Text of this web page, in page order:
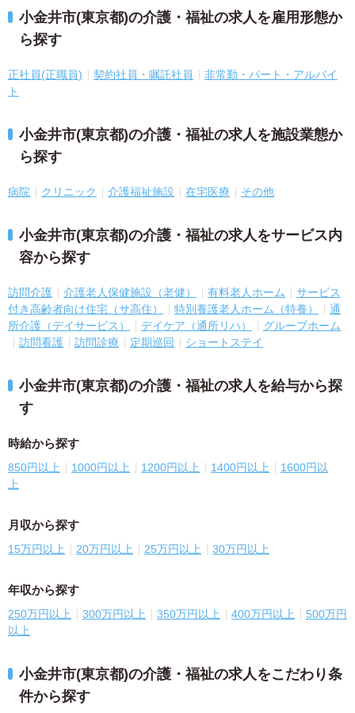
小金井市(東京都)の介護・福祉の求人を雇用形態か
ら探す
正社員(正職員) 契約社員・嘱託社員
非常勤・パート・アルバイ
ト
小金井市(東京都)の介護・福祉の求人を施設業態か
ら探す
病院 クリニック 介護福祉施設 在宅医療 その他
小金井市(東京都)の介護・福祉の求人をサービス内
容から探す
訪問介護 介護老人保健施設（老健） 有料老人ホーム
サービス
付き高齢者向け住宅（サ高住）
特別養護老人ホーム（特養）
通
所介護（デイサービス）
デイケア（通所リハ）
グループホーム
訪問看護
訪問診療 定期巡回 ショートステイ
小金井市(東京都)の介護・福祉の求人を給与から探
す
時給から探す
850円以上 1000円以上 1200円以上 1400円以上
1600円以
上
月収から探す
15万円以上 20万円以上 25万円以上 30万円以上
年収から探す
250万円以上 300万円以上 350万円以上 400万円以上
500万円
以上
小金井市(東京都)の介護・福祉の求人をこだわり条
件から探す